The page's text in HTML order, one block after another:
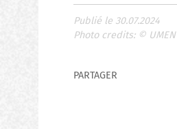
Publié le 30.07.2024
Photo credits: © UMEN
PARTAGER